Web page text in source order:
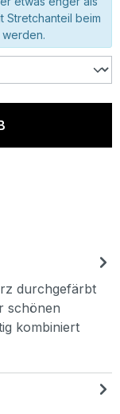
Stretchanteil beim
durchgefärbt
schönen
kombiniert